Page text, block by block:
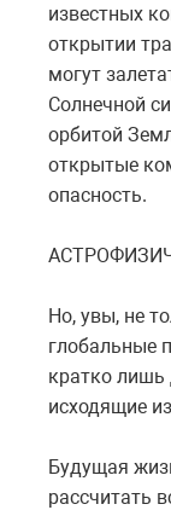
известных
открытии
могут
Солнечной
орбитой
открытые
опасность.
Но, увы, не
глобальные
кратко лишь
исходящие
Будущая
рассчитать